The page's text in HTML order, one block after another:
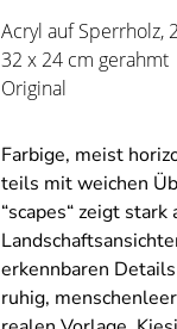
Acryl auf Sperrholz,
32 x 24 cm gerahmt
Original
Farbige, meist
teils mit weichen
“scapes“ zeigt
erkennbaren
ruhig,